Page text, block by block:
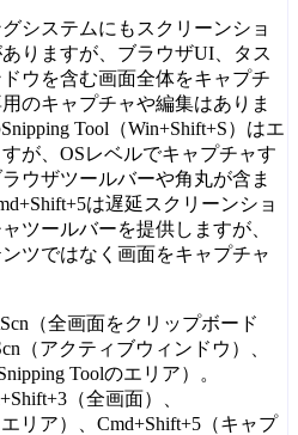
システムにもスクリーンショ
りますが、ブラウザUI、タス
ウを含む画面全体をキャプチ
のキャプチャや編集はありま
Tool（Win+Shift+S）はエ
が、OSレベルでキャプチャす
ウザツールバーや角丸が含ま
は遅延スクリーンショ
ツールバーを提供しますが、
ツではなく画面をキャプチャ
（全画面をクリップボード
（アクティブウィンドウ）、
Toolのエリア）。
（全画面）、
リア）、Cmd+Shift+5（キャプ